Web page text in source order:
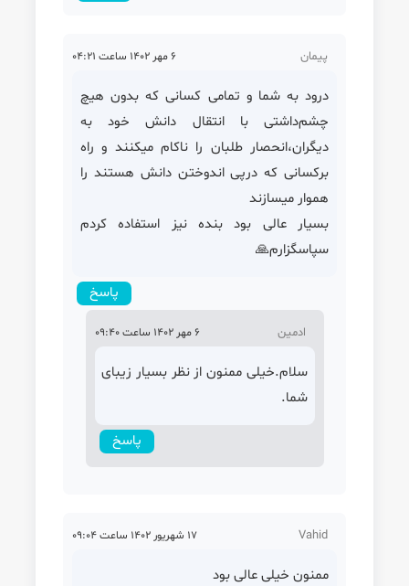
پیمان 6 مهر 1402 ساعت 04:21
درود به شما و تمامی کسانی که بدون هیچ
چشم‌داشتی با انتقال دانش خود به
دیگران،انحصار طلبان را ناکام میکنند و راه
برکسانی که درپی اندوختن دانش هستند را
هموار میسازند
بسیار عالی بود بنده نیز استفاده کردم
سپاسگزارم🙏
پاسخ
ادمین 6 مهر 1402 ساعت 09:40
سلام.خیلی ممنون از نظر بسیار زیبای
شما.
پاسخ
Vahid 17 شهریور 1402 ساعت 09:04
ممنون خیلی عالی بود